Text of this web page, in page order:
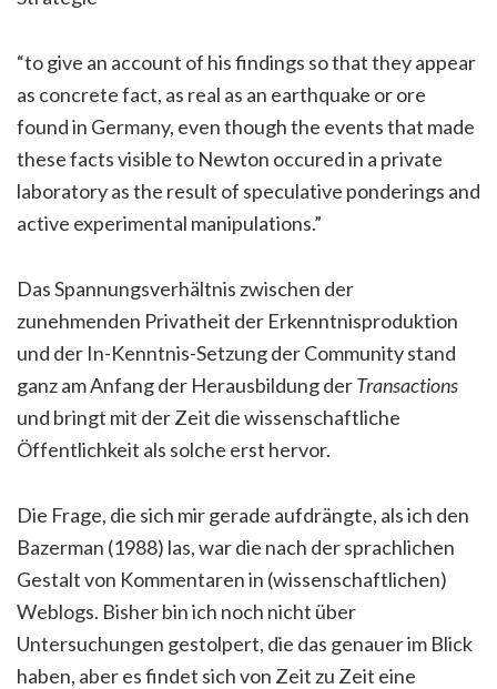
“to give an account of his findings so that they appear
as concrete fact, as real as an earthquake or ore
found in Germany, even though the events that made
these facts visible to Newton occured in a private
laboratory as the result of speculative ponderings and
active experimental manipulations.”
Das Spannungsverhältnis zwischen der
zunehmenden Privatheit der Erkenntnisproduktion
und der In-Kenntnis-Setzung der Community stand
ganz am Anfang der Herausbildung derTransactions
und bringt mit der Zeit die wissenschaftliche
Öffentlichkeit als solche erst hervor.
Die Frage, die sich mir gerade aufdrängte, als ich den
Bazerman (1988) las, war die nach der sprachlichen
Gestalt von Kommentaren in (wissenschaftlichen)
Weblogs. Bisher bin ich noch nicht über
Untersuchungen gestolpert, die das genauer im Blick
haben, aber es findet sich von Zeit zu Zeit eine